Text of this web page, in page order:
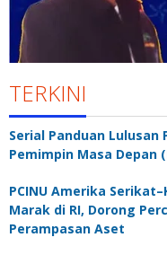
TERKINI
Serial Panduan
Pemimpin Masa Depan
PCINU Amerika
Marak di RI, Dorong
Perampasan Aset